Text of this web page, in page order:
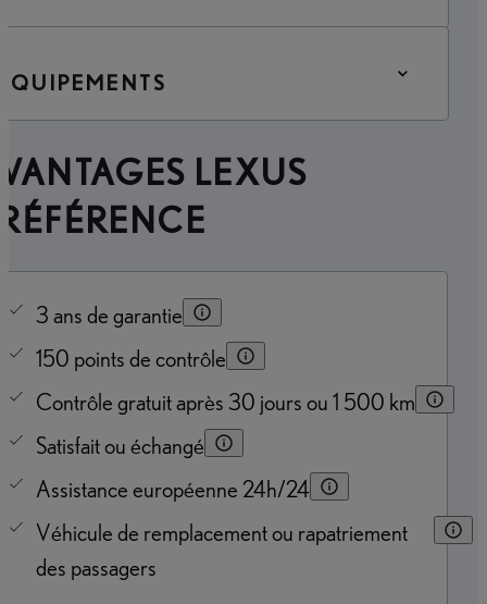
LEXUS
3 ans de garantie
150 points de contrôle
Contrôle gratuit après 30 jours ou 1 500 km
Satisfait ou échangé
Assistance européenne 24h/24
Véhicule de remplacement ou rapatriement
des passagers